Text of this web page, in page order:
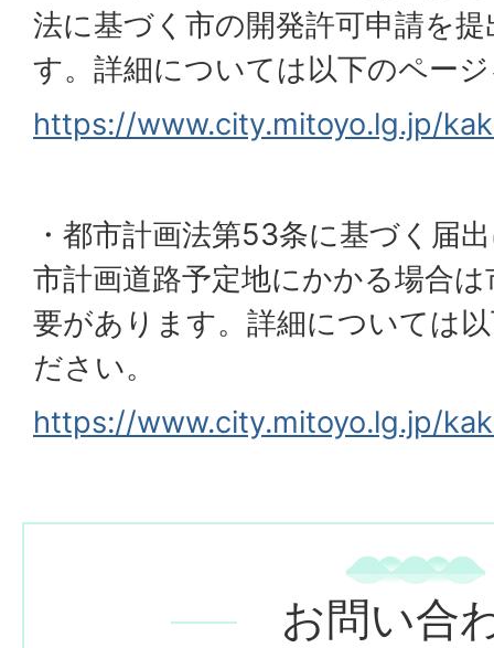
法に基づく市の開発許可申請を
す。詳細については以下のペー
https://www.city.mitoyo.lg.jp/
・都市計画法第53条に基づく届
市計画道路予定地にかかる場合
要があります。詳細については
ださい。
https://www.city.mitoyo.lg.jp/
お問い合